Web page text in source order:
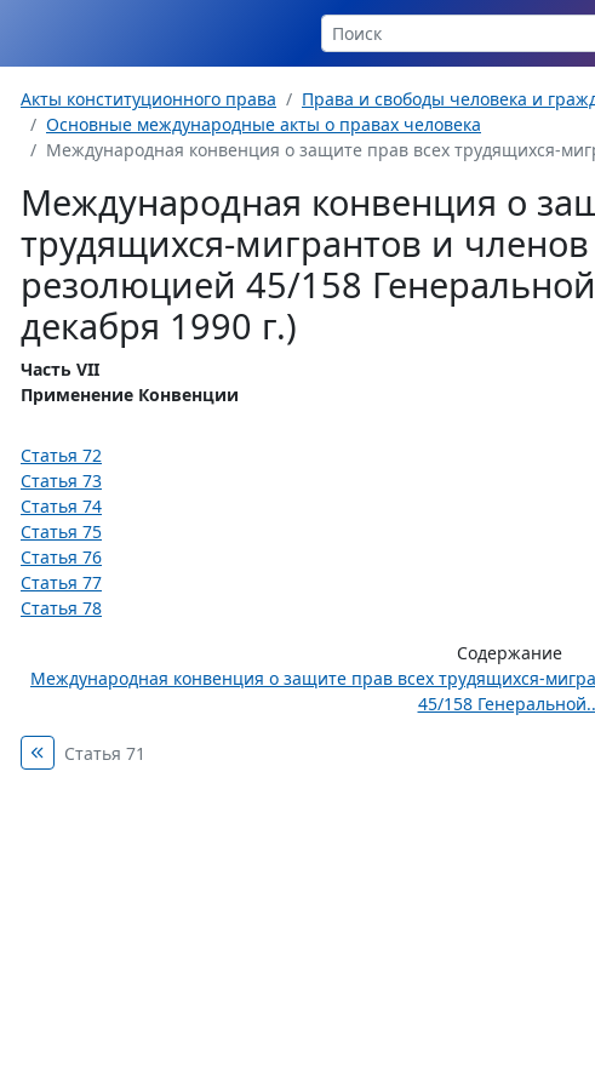
Акты конституционного права
Права и свободы человека и
Основные международные акты о правах человека
Международная конвенция о защите прав всех трудящихся-
Международная конвенция о
трудящихся-мигрантов и
резолюцией 45/158
декабря 1990 г.)
Часть VII
Применение Конвенции
Статья 72
Статья 73
Статья 74
Статья 75
Статья 76
Статья 77
Статья 78
Содержание
Международная конвенция о защите прав всех трудящихся-
45/158
Статья 71